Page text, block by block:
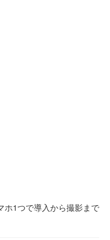
ホ1つで導入から撮影まで